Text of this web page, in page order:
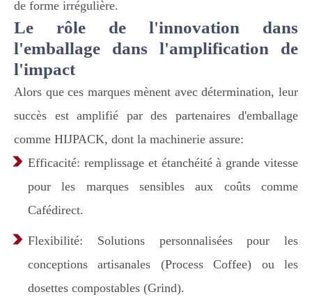
de forme irrégulière.
Le rôle de l'innovation dans
l'emballage dans l'amplification de
l'impact
Alors que ces marques mènent avec détermination, leur
succès est amplifié par des partenaires d'emballage
comme HIJPACK, dont la machinerie assure:
Efficacité: remplissage et étanchéité à grande vitesse
pour les marques sensibles aux coûts comme
Cafédirect.
Flexibilité: Solutions personnalisées pour les
conceptions artisanales (Process Coffee) ou les
dosettes compostables (Grind).